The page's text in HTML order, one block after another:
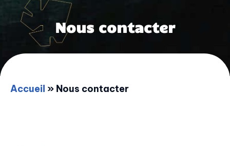
Nous contacter
Accueil » Nous contacter